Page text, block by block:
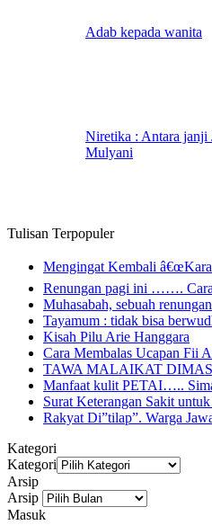
Adab kepada wanita
Niretika : Antara janji
Mulyani
Tulisan Terpopuler
Mengingat Kembali
Renungan pagi ini …….
Muhasabah, sebuah
Tayamum : tidak bisa
Kisah Pilu Arie Hanggara
Cara Membalas Ucapan Fii
TAWA MALAIKAT
Manfaat kulit PETAI…..
Surat Keterangan Sakit
Rakyat Di”tilap”. Warga
Kategori
Kategori
Arsip
Arsip
Masuk